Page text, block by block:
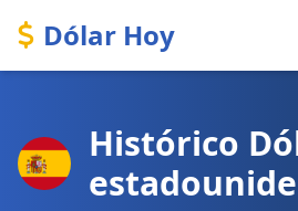
Dólar Hoy
Histórico